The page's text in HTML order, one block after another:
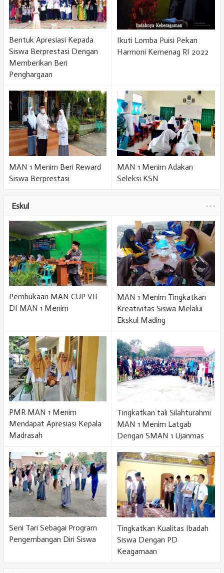
Bentuk Apresiasi Kepada
Siswa Berprestasi Dengan
Memberikan Beri
Penghargaan
Ikuti Lomba Puisi Pekan
Harmoni Kemenag RI 2022
MAN 1 Menim Beri Reward
Siswa Berprestasi
MAN 1 Menim Adakan
Seleksi KSN
Eskul
Pembukaan MAN CUP VII
DI MAN 1 Menim
MAN 1 Menim Tingkatkan
Kreativitas Siswa Melalui
Ekskul Mading
PMR MAN 1 Menim
Mendapat Apresiasi Kepala
Madrasah
Tingkatkan tali Silahturahmi
MAN 1 Menim Latgab
Dengan SMAN 1 Ujanmas
Seni Tari Sebagai Program
Pengembangan Diri Siswa
Tingkatkan Kualitas Ibadah
Siswa Dengan PD
Keagamaan